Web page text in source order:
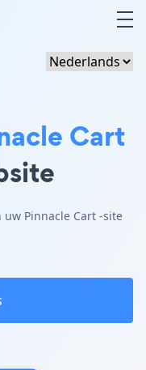
Cart
uw Pinnacle Cart -site